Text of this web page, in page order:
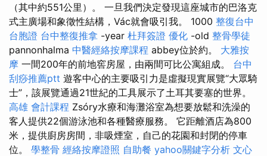
（其中約551公里）。 一旦我們決定發現這座城市的巴洛克
式主廣場和象徵性結構，Vác就會吸引我。 1000 整復台中
台胞證 台中整復推拿 -year 杜拜簽證 優化 -old 整骨學徒
pannonhalma 中醫經絡按摩課程 abbey位於約。 大雅按
摩 一間200年的前地窖房屋，由兩間可比公寓組成。 台中
刮痧推薦ptt 遊客中心的主要吸引力是虛擬現實展覽“大眾騎
士”，該展覽通過21世紀的工具展示了土耳其要塞的世界。
高雄 會計課程 Zsóry水療和海灘浴室為想要放鬆和洗澡的
客人提供22個游泳池和各種醫療服務。 它距離酒店為800
米，提供廚房房間，非吸煙室，自己的花園和封閉的停車
位。 學整骨 經絡按摩證照 自助餐 yahoo關鍵字分析 文心